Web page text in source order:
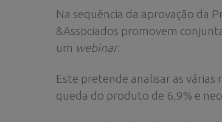
Na sequência da aprovação da
&Associados promovem
um webinar.
Este pretende analisar as
queda do produto de 6,9% e